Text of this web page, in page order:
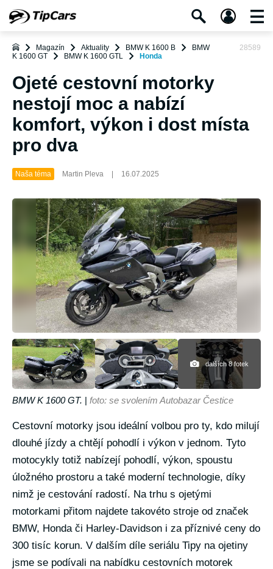
Magazín Aktuality BMW K 1600 B
BMW
K 1600 GT
BMW K 1600 GTL Honda
28589
Ojeté cestovní motorky
nestojí moc a nabízí
komfort, výkon i dost místa
pro dva
Naša téma Martin Pleva 16.07.2025
dalších 8 fotek
BMW K 1600 GT. | foto: se svolením Autobazar Čestice
Cestovní motorky jsou ideální volbou pro ty, kdo milují
dlouhé jízdy a chtějí pohodlí i výkon v jednom. Tyto
motocykly totiž nabízejí pohodlí, výkon, spoustu
úložného prostoru a také moderní technologie, díky
nimž je cestování radostí. Na trhu s ojetými
motorkami přitom najdete takovéto stroje od značek
BMW, Honda či Harley-Davidson i za příznivé ceny do
300 tisíc korun. V dalším díle seriálu Tipy na ojetiny
jsme se podívali na nabídku cestovních motorek